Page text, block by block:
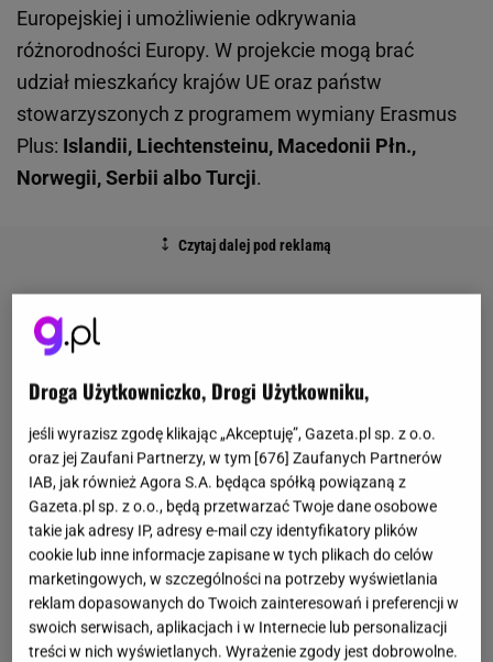
Europejskiej i umożliwienie odkrywania
różnorodności Europy. W projekcie mogą brać
udział mieszkańcy krajów UE oraz państw
stowarzyszonych z programem wymiany Erasmus
Plus: Islandii, Liechtensteinu, Macedonii Płn.,
Norwegii, Serbii albo Turcji.
Droga Użytkowniczko, Drogi Użytkowniku,
jeśli wyrazisz zgodę klikając „Akceptuję”, Gazeta.pl sp. z o.o.
oraz jej Zaufani Partnerzy, w tym [676] Zaufanych Partnerów
IAB, jak również Agora S.A. będąca spółką powiązaną z
Gazeta.pl sp. z o.o., będą przetwarzać Twoje dane osobowe
takie jak adresy IP, adresy e-mail czy identyfikatory plików
cookie lub inne informacje zapisane w tych plikach do celów
marketingowych, w szczególności na potrzeby wyświetlania
reklam dopasowanych do Twoich zainteresowań i preferencji w
swoich serwisach, aplikacjach i w Internecie lub personalizacji
treści w nich wyświetlanych. Wyrażenie zgody jest dobrowolne.